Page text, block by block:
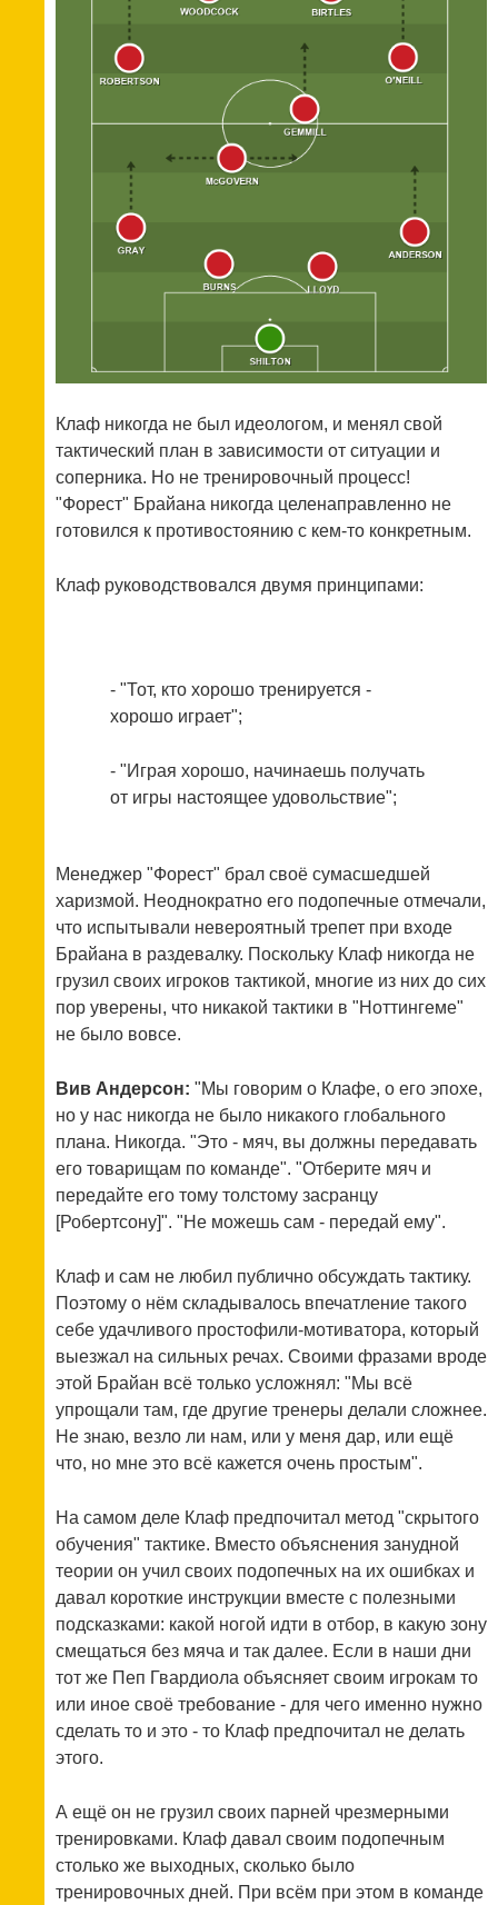
Клаф никогда не был идеологом, и менял свой
тактический план в зависимости от ситуации и
соперника. Но не тренировочный процесс!
"Форест" Брайана никогда целенаправленно не
готовился к противостоянию с кем-то конкретным.
Клаф руководствовался двумя принципами:
- "Тот, кто хорошо тренируется -
хорошо играет";
- "Играя хорошо, начинаешь получать
от игры настоящее удовольствие";
Менеджер "Форест" брал своё сумасшедшей
харизмой. Неоднократно его подопечные отмечали,
что испытывали невероятный трепет при входе
Брайана в раздевалку. Поскольку Клаф никогда не
грузил своих игроков тактикой, многие из них до сих
пор уверены, что никакой тактики в "Ноттингеме"
не было вовсе.
Вив Андерсон: "Мы говорим о Клафе, о его эпохе,
но у нас никогда не было никакого глобального
плана. Никогда. "Это - мяч, вы должны передавать
его товарищам по команде". "Отберите мяч и
передайте его тому толстому засранцу
[Робертсону]". "Не можешь сам - передай ему".
Клаф и сам не любил публично обсуждать тактику.
Поэтому о нём складывалось впечатление такого
себе удачливого простофили-мотиватора, который
выезжал на сильных речах. Своими фразами вроде
этой Брайан всё только усложнял: "Мы всё
упрощали там, где другие тренеры делали сложнее.
Не знаю, везло ли нам, или у меня дар, или ещё
что, но мне это всё кажется очень простым".
На самом деле Клаф предпочитал метод "скрытого
обучения" тактике. Вместо объяснения занудной
теории он учил своих подопечных на их ошибках и
давал короткие инструкции вместе с полезными
подсказками: какой ногой идти в отбор, в какую зону
смещаться без мяча и так далее. Если в наши дни
тот же Пеп Гвардиола объясняет своим игрокам то
или иное своё требование - для чего именно нужно
сделать то и это - то Клаф предпочитал не делать
этого.
А ещё он не грузил своих парней чрезмерными
тренировками. Клаф давал своим подопечным
столько же выходных, сколько было
тренировочных дней. При всём при этом в команде